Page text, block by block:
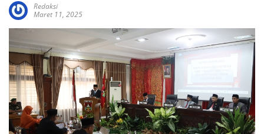
Redaksi
Maret 11, 2025